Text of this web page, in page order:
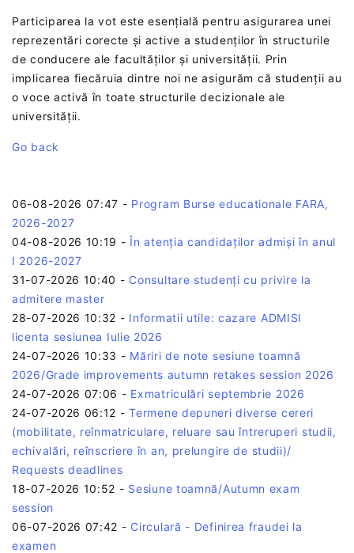
Participarea la vot este esențială pentru asigurarea unei
reprezentări corecte și active a studenților în structurile
de conducere ale facultăților și universității. Prin
implicarea fiecăruia dintre noi ne asigurăm că studenții au
o voce activă în toate structurile decizionale ale
universității.
Go back
06-08-2026 07:47 - Program Burse educationale FARA,
2026-2027
04-08-2026 10:19 -În atenția candidaților admiși în anul
I 2026-2027
31-07-2026 10:40 - Consultare studenți cu privire la
admitere master
28-07-2026 10:32 - Informatii utile: cazare ADMISI
licenta sesiunea Iulie 2026
24-07-2026 10:33 - Măriri de note sesiune toamnă
2026/Grade improvements autumn retakes session 2026
24-07-2026 07:06 - Exmatriculări septembrie 2026
24-07-2026 06:12 -Termene depuneri diverse cereri
(mobilitate, reînmatriculare, reluare sau întreruperi studii,
echivalări, reînscriere în an, prelungire de studii)/
Requests deadlines
18-07-2026 10:52 - Sesiune toamnă/Autumn exam
session
06-07-2026 07:42 - Circulară - Definirea fraudei la
examen